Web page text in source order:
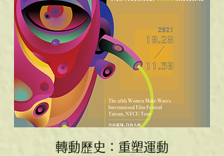
​轉動歷史：重塑運動